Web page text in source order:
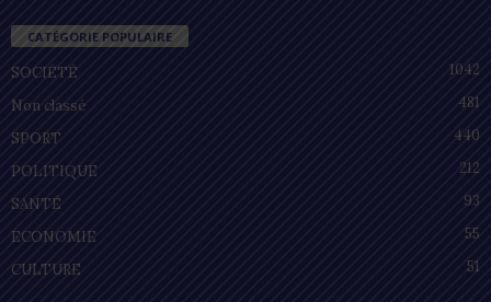
CATÉGORIE POPULAIRE
SOCIÉTÉ
1042
Non classé
481
SPORT
440
POLITIQUE
212
SANTÉ
93
ECONOMIE
55
CULTURE
51